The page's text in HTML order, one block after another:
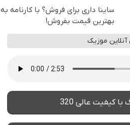
ساینا داری برای فروش؟ با کارنامه به
بهترین قیمت بفروش!
موزیک
کیفیت عالی 320